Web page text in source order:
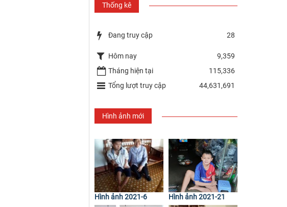
Thống kê
Đang truy cập 28
Hôm nay
9,359
Tháng hiện tại
115,336
Tổng lượt truy cập
44,631,691
Hình ảnh mới
Hình ảnh 2021-6 Hình ảnh 2021-21